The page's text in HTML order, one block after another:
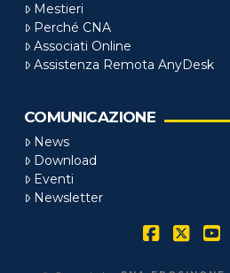
Mestieri
Perché CNA
Associati Online
Assistenza Remota AnyDesk
COMUNICAZIONE
News
Download
Eventi
Newsletter